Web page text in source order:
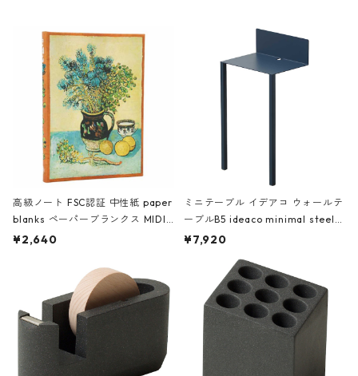
高級ノート FSC認証 中性紙 paper
blanks ペーパーブランクス MIDI
ハードカバー 罫線 ヴァン・ゴッホ
¥2,640
ミニテーブル イデアコ ウォールテ
ーブルB5 ideaco minimal steel f
urniture WALL Table B5 ネイビー
¥7,920